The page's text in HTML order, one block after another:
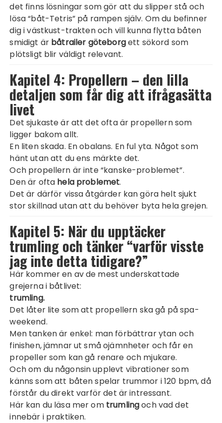
det finns lösningar som gör att du slipper stå och
lösa “båt-Tetris” på rampen själv. Om du befinner
dig i västkust-trakten och vill kunna flytta båten
smidigt är båtrailer göteborgett sökord som
plötsligt blir väldigt relevant.
Kapitel 4: Propellern – den lilla
detaljen som får dig att ifrågasätta
livet
Det sjukaste är att det ofta är propellern som
ligger bakom allt.
En liten skada. En obalans. En ful yta. Något som
hänt utan att du ens märkte det.
Och propellern är inte “kanske-problemet”.
Den är ofta hela problemet.
Det är därför vissa åtgärder kan göra helt sjukt
stor skillnad utan att du behöver byta hela grejen.
Kapitel 5: När du upptäcker
trumling och tänker “varför visste
jag inte detta tidigare?”
Här kommer en av de mest underskattade
grejerna i båtlivet:
trumling.
Det låter lite som att propellern ska gå på spa-
weekend.
Men tanken är enkel: man förbättrar ytan och
finishen, jämnar ut små ojämnheter och får en
propeller som kan gå renare och mjukare.
Och om du någonsin upplevt vibrationer som
känns som att båten spelar trummor i 120 bpm, då
förstår du direkt varför det är intressant.
Här kan du läsa mer om trumlingoch vad det
innebär i praktiken.